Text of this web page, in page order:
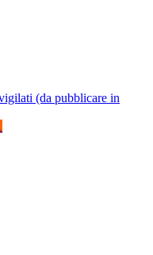
(da pubblicare in